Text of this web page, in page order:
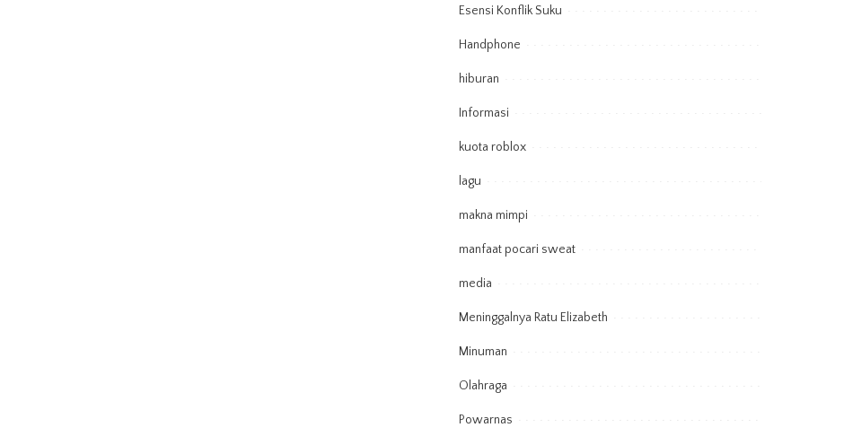
Esensi Konflik Suku
Handphone
hiburan
Informasi
kuota roblox
lagu
makna mimpi
manfaat pocari sweat
media
Meninggalnya Ratu Elizabeth
Minuman
Olahraga
Powarnas